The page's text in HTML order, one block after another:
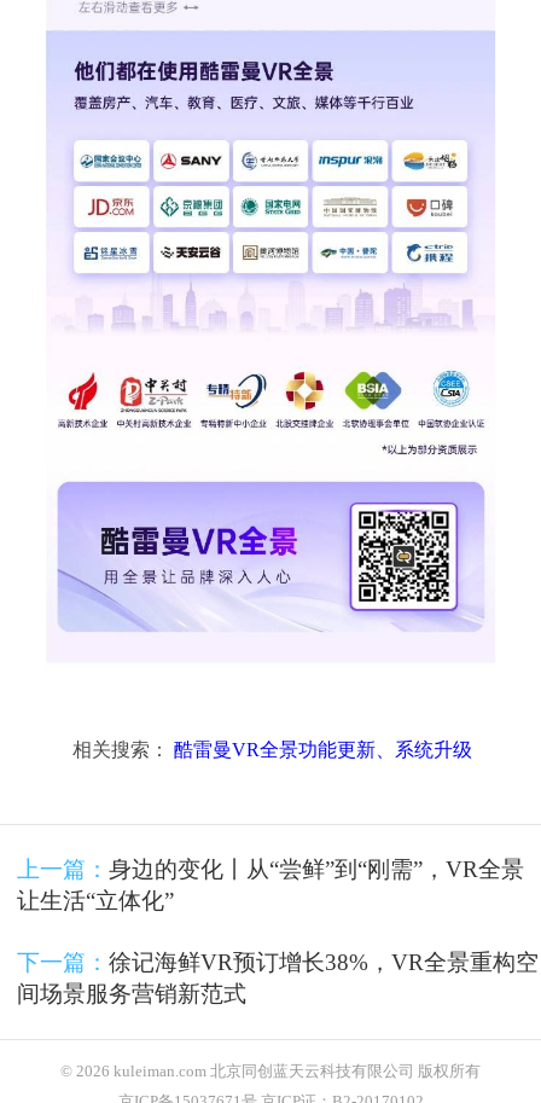
相关搜索： 酷雷曼VR全景功能更新、系统升级
上一篇： 身边的变化丨从“尝鲜”到“刚需”，VR全景
让生活“立体化”
下一篇： 徐记海鲜VR预订增长38%，VR全景重构空
间场景服务营销新范式
© 2026 kuleiman.com 北京同创蓝天云科技有限公司 版权所有